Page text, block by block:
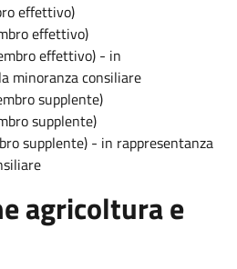
effettivo)
effettivo)
effettivo) - in
minoranza consiliare
supplente)
supplente)
supplente) - in rappresentanza
agricoltura e